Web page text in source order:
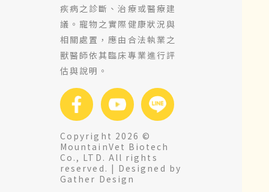
疾病之診斷、治療或醫療建
議。寵物之實際健康狀況與
相關處置，應由合法執業之
獸醫師依其臨床專業進行評
估與說明。
Copyright 2026 ©
MountainVet Biotech
Co., LTD. All rights
reserved. | Designed by
Gather Design